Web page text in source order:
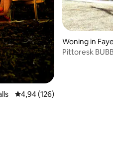
Gemiddelde beoordeling
4,94 (126)
Woning in
Pittoresk